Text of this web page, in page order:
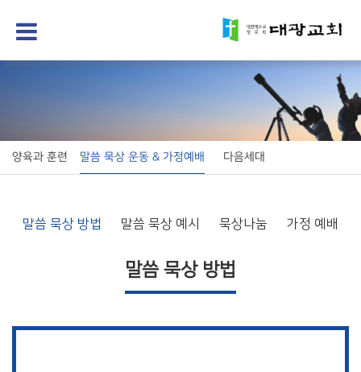
양육과 훈련 말씀 묵상 운동 & 가정예배 다음세대
말씀 묵상 방법 말씀 묵상 예시 묵상나눔 가정 예배
말씀 묵상 방법